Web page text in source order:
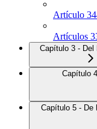
Artículo
Artículos
Capítulo 3 - Del
Capítulo
Capítulo 5 - De